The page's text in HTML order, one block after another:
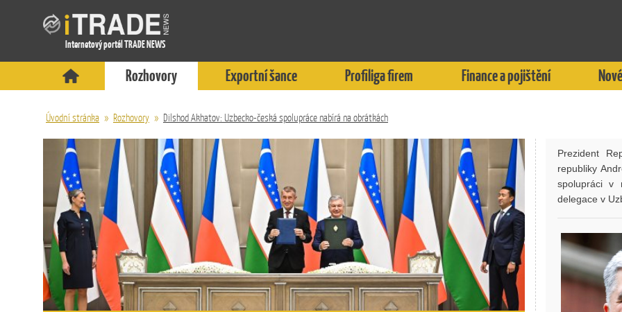
Internetový portál TRADE NEWS
Rozhovory Exportní šance Profiliga firem Finance a pojištění
Úvodní stránka » Rozhovory » Dilshod Akhatov: Uzbecko-česká spolupráce nabírá na obrátkách
Prezident
republiky
spolupráci v
delegace v